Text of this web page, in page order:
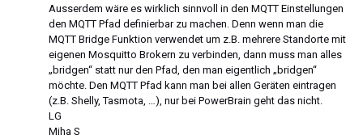
Ausserdem wäre es wirklich sinnvoll in den MQTT Einstellungen
den MQTT Pfad definierbar zu machen. Denn wenn man die
MQTT Bridge Funktion verwendet um z.B. mehrere Standorte mit
eigenen Mosquitto Brokern zu verbinden, dann muss man alles
„bridgen“ statt nur den Pfad, den man eigentlich „bridgen“
möchte. Den MQTT Pfad kann man bei allen Geräten eintragen
(z.B. Shelly, Tasmota, …), nur bei PowerBrain geht das nicht.
LG
Miha S